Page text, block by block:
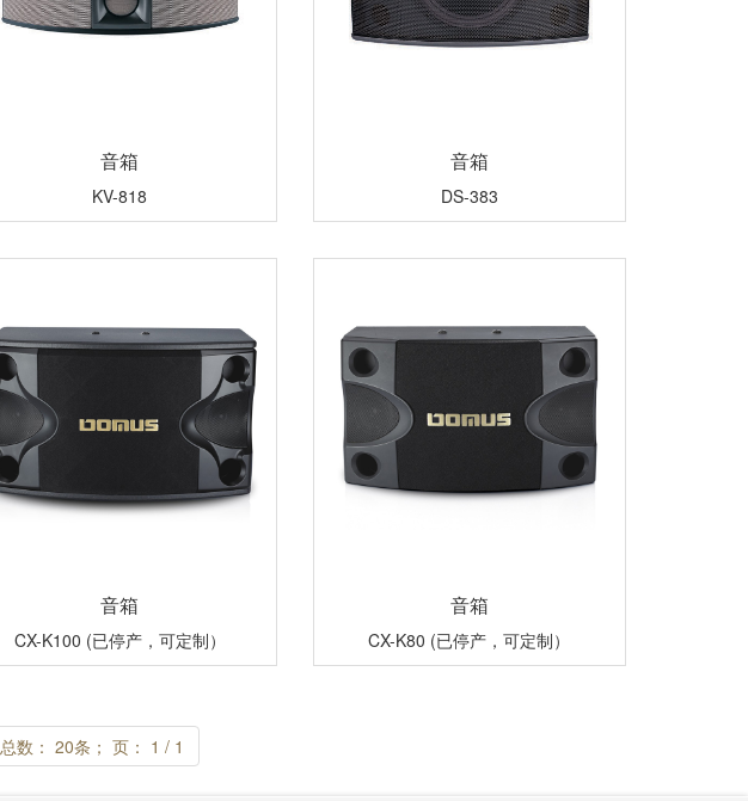
音箱
KV-818
音箱
DS-383
音箱
CX-K100 (已停产，可定制）
音箱
CX-K80 (已停产，可定制）
总数： 20条； 页： 1 / 1